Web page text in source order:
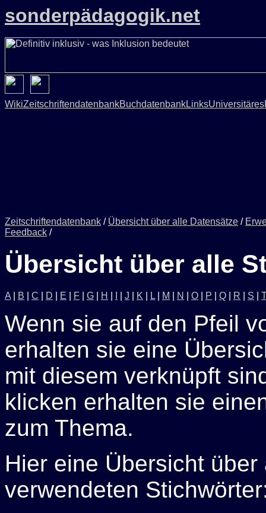
sonderpädagogik.net
WikiZeitschriftendatenbankBuchdatenbankLinksUniversitäres
Zeitschriftendatenbank / Übersicht über alle Datensätze /
Feedback /
Übersicht über alle
A B C D E F G H J K L M N O P Q R S
Wenn sie auf den Pfeil
erhalten sie eine
mit diesem verknüpft
klicken erhalten sie
zum Thema.
Hier eine Übersicht
verwendeten